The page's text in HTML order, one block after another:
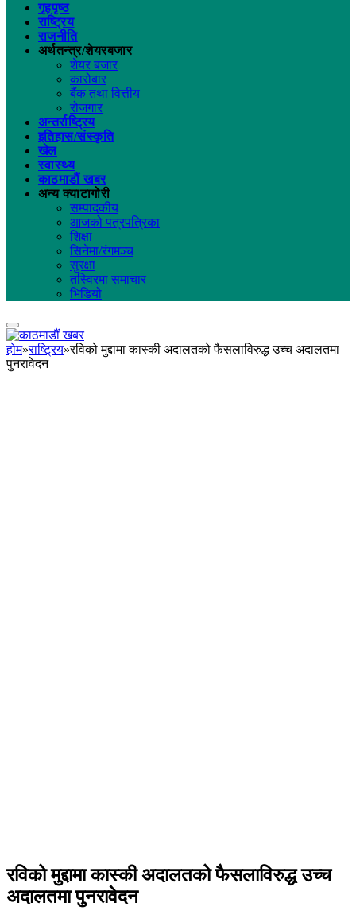
गृहपृष्ठ
राष्ट्रिय
राजनीति
अर्थतन्त्र/शेयरबजार
शेयर बजार
कारोबार
बैंक तथा वित्तीय
रोजगार
अन्तर्राष्ट्रिय
इतिहास/संस्कृति
खेल
स्वास्थ्य
काठमाडौं खबर
अन्य क्याटागोरी
सम्पादकीय
आजको पत्रपत्रिका
शिक्षा
सिनेमा/रंगमञ्च
सुरक्षा
तस्विरमा समाचार
भिडियो
होम»राष्ट्रिय»रविको मुद्दामा कास्की अदालतको फैसलाविरुद्ध उच्च अदालतमा
पुनरावेदन
रविको मुद्दामा कास्की अदालतको फैसलाविरुद्ध उच्च
अदालतमा पुनरावेदन